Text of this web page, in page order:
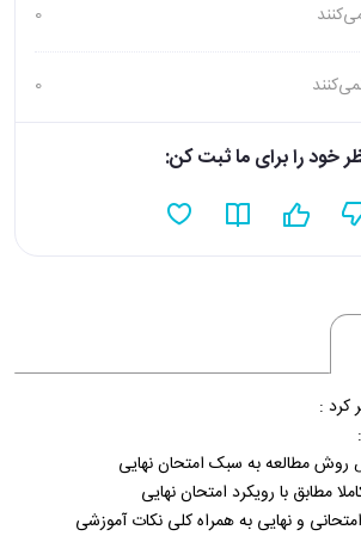
0
0
خود را برای ما ثبت کن:
کرد :
روش مطالعه به سبک امتحان نهایی
مطابق با رویکرد امتحان نهایی
و نهایی به همراه کلی نکات آموزشی